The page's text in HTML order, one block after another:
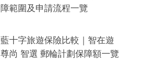
障範圍及申請流程一覽
藍十字旅遊保險比較｜智在遊
尊尚 智選 郵輪計劃保障額一覽